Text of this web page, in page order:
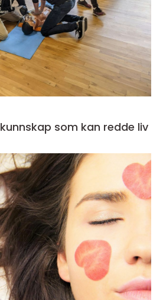
Førstehjelpskurs kunnskap som kan redde liv